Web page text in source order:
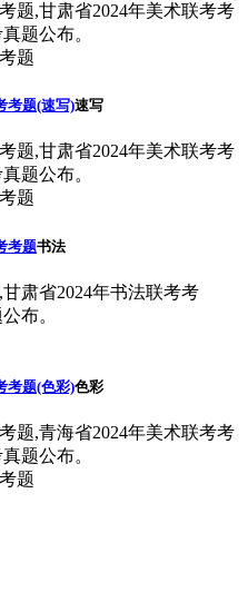
题,甘肃省2024年美术联考考
题公布。
考题(速写)速写
题,甘肃省2024年美术联考考
题公布。
考题书法
肃省2024年书法联考考
布。
考题(色彩)色彩
题,青海省2024年美术联考考
题公布。